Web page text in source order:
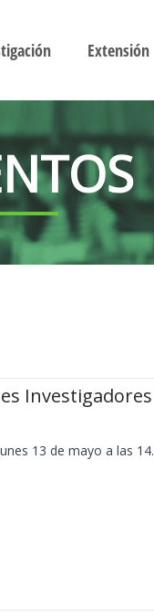
Extensión
Investigadores
13 de mayo a las 14.